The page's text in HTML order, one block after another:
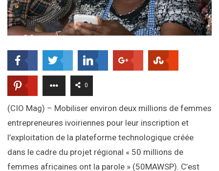
0
(CIO Mag) – Mobiliser environ deux millions de femmes
entrepreneures ivoiriennes pour leur inscription et
l’exploitation de la plateforme technologique créée
dans le cadre du projet régional « 50 millions de
femmes africaines ont la parole » (50MAWSP). C’est